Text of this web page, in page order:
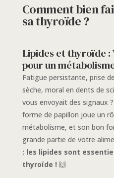
Comment bien
sa thyroïde ?
Lipides et thyroïde :
pour un
Fatigue persistante, prise
sèche, moral en dents de
vous envoyait des signaux
forme de papillon joue un
métabolisme, et son bon
grande partie de votre
: les lipides sont
thyroïde ! 🙌